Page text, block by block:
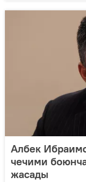
Албек
чечими
жасады